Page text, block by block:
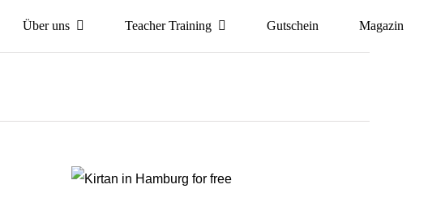
Über uns Teacher Training Gutschein Magazin